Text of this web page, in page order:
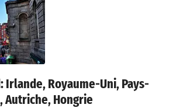
Irlande, Royaume-Uni, Pays-
Autriche, Hongrie